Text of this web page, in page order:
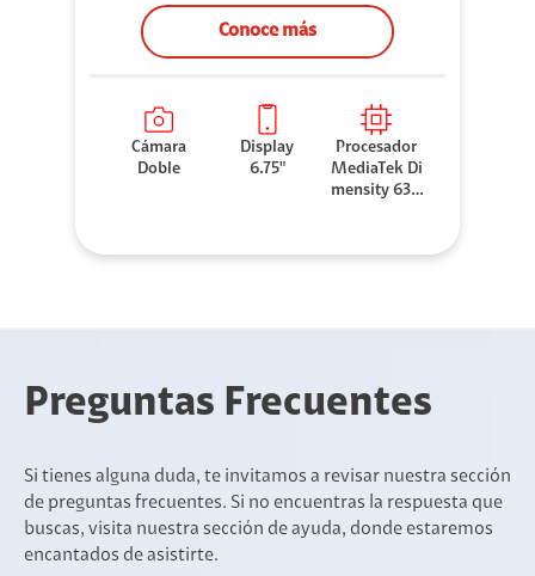
Conoce más
Cámara
Doble
Display
6.75"
Procesador
MediaTek Di
mensity 630
Preguntas Frecuentes
Si tienes alguna duda, te invitamos a revisar nuestra sección
de preguntas frecuentes. Si no encuentras la respuesta que
buscas, visita nuestra sección de ayuda, donde estaremos
encantados de asistirte.